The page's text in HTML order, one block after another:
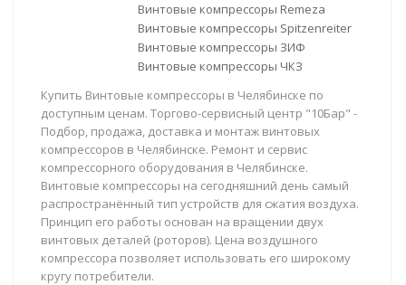
Винтовые компрессоры Remeza
Винтовые компрессоры Spitzenreiter
Винтовые компрессоры ЗИФ
Винтовые компрессоры ЧКЗ
Купить Винтовые компрессоры в Челябинске по
доступным ценам. Торгово-сервисный центр "10Бар" -
Подбор, продажа, доставка и монтаж винтовых
компрессоров в Челябинске. Ремонт и сервис
компрессорного оборудования в Челябинске.
Винтовые компрессоры на сегодняшний день самый
распространённый тип устройств для сжатия воздуха.
Принцип его работы основан на вращении двух
винтовых деталей (роторов). Цена воздушного
компрессора позволяет использовать его широкому
кругу потребители.